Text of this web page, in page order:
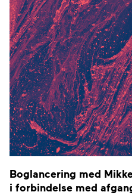
Boglancering med
i forbindelse med